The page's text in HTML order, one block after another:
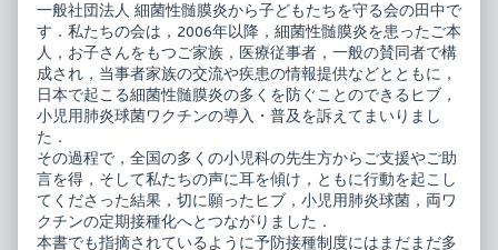
一般社団法人 細菌性髄膜炎から子どもたちを守る会の田中で
す．私たちの会は，2006年以降，細菌性髄膜炎を患ったご本
人，お子さんをもつご家族，医療従事者，一般の賛同者で構
成され，当事者家族の交流や疾患の情報提供などとともに，
日本で起こる細菌性髄膜炎の多くを防ぐことのできるヒブ，
小児用肺炎球菌ワクチンの導入・普及を訴えてまいりまし
た．
その過程で，全国の多くの小児科の先生方からご支援やご助
言を得，そして私たちの声に耳を傾け，ともに行動を起こし
てくださった結果，切に願ったヒブ，小児用肺炎球菌，両ワ
クチンの定期接種化へとつながりました．
本書でも指摘されているように予防接種制度にはまだまだ多